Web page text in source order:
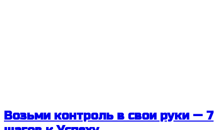
Возьми контроль в свои руки — 7